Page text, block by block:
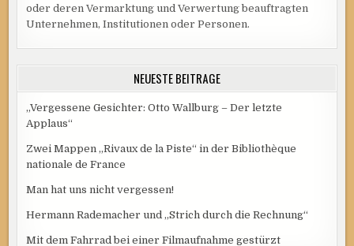
oder deren Vermarktung und Verwertung beauftragten
Unternehmen, Institutionen oder Personen.
NEUESTE BEITRÄGE
„Vergessene Gesichter: Otto Wallburg – Der letzte
Applaus“
Zwei Mappen „Rivaux de la Piste“ in der Bibliothèque
nationale de France
Man hat uns nicht vergessen!
Hermann Rademacher und „Strich durch die Rechnung“
Mit dem Fahrrad bei einer Filmaufnahme gestürzt